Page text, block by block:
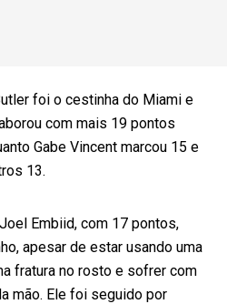
foi o cestinha do Miami e
com mais 19 pontos
Gabe Vincent marcou 15 e
13.
Embiid, com 17 pontos,
apesar de estar usando uma
fratura no rosto e sofrer com
mão. Ele foi seguido por